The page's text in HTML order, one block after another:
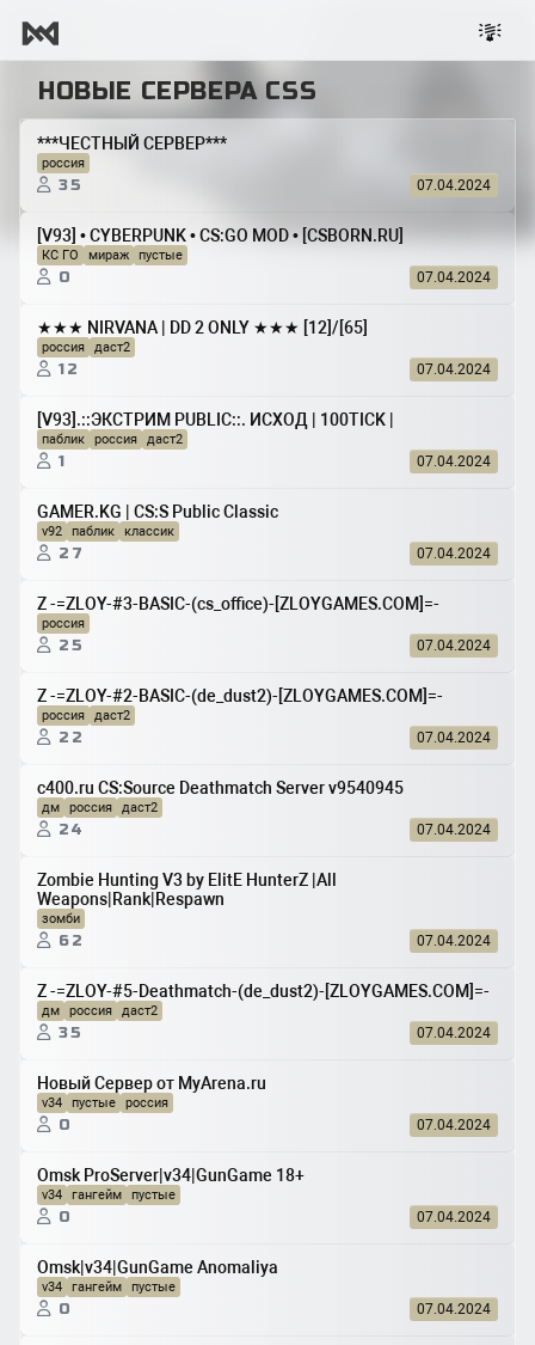
НОВЫЕ СЕРВЕРА CSS
***ЧЕСТНЫЙ СЕРВЕР***
россия
35 07.04.2024
[V93] • CYBERPUNK • CS:GO MOD • [CSBORN.RU]
КС ГО мираж пустые
0 07.04.2024
★★★ NIRVANA | DD 2 ONLY ★★★ [12]/[65]
россия даст2
12 07.04.2024
[V93].::ЭКСТРИМ PUBLIC::. ИСХОД | 100TICK |
паблик россия даст2
1 07.04.2024
GAMER.KG | CS:S Public Classic
v92 паблик классик
27 07.04.2024
Z -=ZLOY-#3-BASIC-(cs_office)-[ZLOYGAMES.COM]=-
россия
25 07.04.2024
Z -=ZLOY-#2-BASIC-(de_dust2)-[ZLOYGAMES.COM]=-
россия даст2
22 07.04.2024
c400.ru CS:Source Deathmatch Server v9540945
дм россия даст2
24 07.04.2024
Zombie Hunting V3 by ElitE HunterZ |All
Weapons|Rank|Respawn
зомби
62 07.04.2024
Z -=ZLOY-#5-Deathmatch-(de_dust2)-[ZLOYGAMES.COM]=-
дм россия даст2
35 07.04.2024
Новый Сервер от MyArena.ru
v34 пустые россия
0 07.04.2024
Omsk ProServer|v34|GunGame 18+
v34 гангейм пустые
0 07.04.2024
Omsk|v34|GunGame Anomaliya
v34 гангейм пустые
0 07.04.2024